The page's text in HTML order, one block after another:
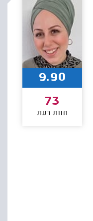
9.90
73
חוות דעת